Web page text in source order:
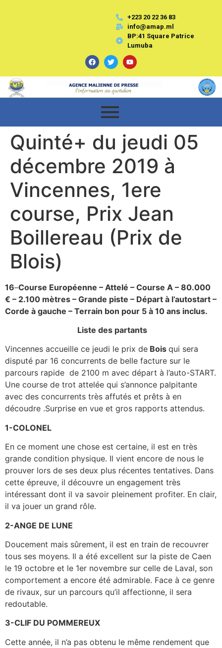
+223 20 22 36 83
info@amap.ml
BP:41 Square Patrice
Lumuba
Quinté+ du jeudi 05
décembre 2019 à
Vincennes, 1ere
course, Prix Jean
Boillereau (Prix de
Blois)
16–Course Européenne – Attelé – Course A – 80.000
€ – 2.100 mètres – Grande piste – Départ à l’autostart –
Corde à gauche – Terrain bon pour 5 à 10 ans inclus.
Liste des partants
Vincennes accueille ce jeudi le prix de Bois qui sera
disputé par 16 concurrents de belle facture sur le
parcours rapide de 2100 m avec départ à l’auto-START.
Une course de trot attelée qui s’annonce palpitante
avec des concurrents très affutés et prêts à en
découdre .Surprise en vue et gros rapports attendus.
1-COLONEL
En ce moment une chose est certaine, il est en très
grande condition physique. Il vient encore de nous le
prouver lors de ses deux plus récentes tentatives. Dans
cette épreuve, il découvre un engagement très
intéressant dont il va savoir pleinement profiter. En clair,
il va jouer un grand rôle.
2-ANGE DE LUNE
Doucement mais sûrement, il est en train de recouvrer
tous ses moyens. Il a été excellent sur la piste de Caen
le 19 octobre et le 1er novembre sur celle de Laval, son
comportement a encore été admirable. Face à ce genre
de rivaux, sur un parcours qu’il affectionne, il sera
redoutable.
3-CLIF DU POMMEREUX
Cette année, il n’a pas obtenu le même rendement que